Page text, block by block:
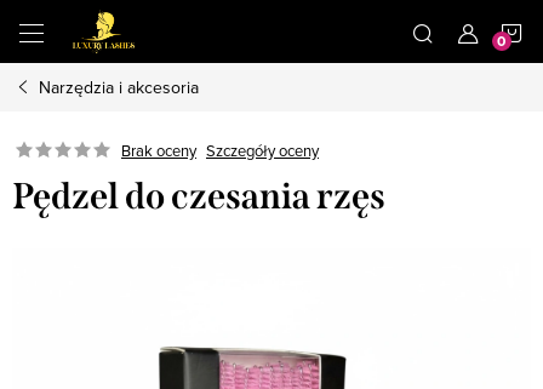
treści
Narzędzia i akcesoria
Brak oceny Szczegóły oceny
Pędzel do czesania rzęs